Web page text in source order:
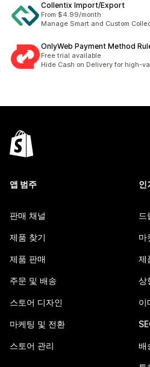
Collentix Import/Export
From $4.99/month
Manage Smart and Custom
OnlyWeb Payment Method
Free trial available
Hide Cash on Delivery for high-
앱 범주
판매 채널
제품 찾기
제품 판매
주문 및 배송
스토어 디자인
마케팅 및 전환
스토어 관리
인
드
마
제
상
이
배